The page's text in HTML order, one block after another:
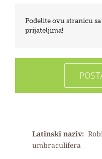
Podelite ovu stranicu sa
prijateljima!
Latinski naziv:
umbraculifera